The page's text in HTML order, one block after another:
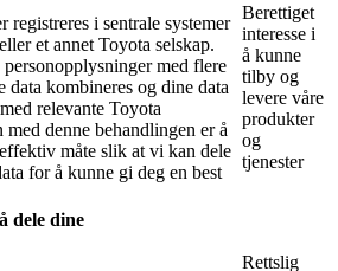
registreres i sentrale systemer
et annet Toyota selskap.
med flere
data kombineres og dine data
relevante Toyota
denne behandlingen er å
måte slik at vi kan dele
for å kunne gi deg en best
Berettiget
interesse i
å kunne
tilby og
levere våre
produkter
og
tjenester
dele dine
Rettslig